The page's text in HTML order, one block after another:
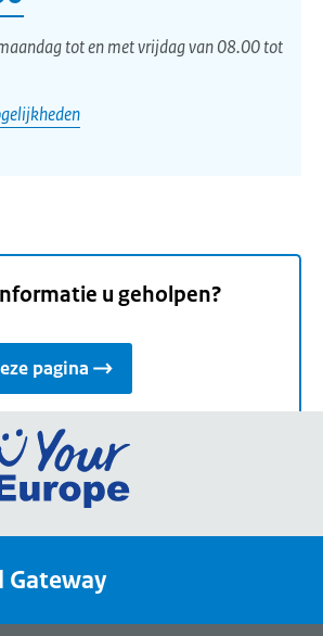
tot en met vrijdag van 08.00 tot
u geholpen?
pagina
Ga
de
een
Gateway